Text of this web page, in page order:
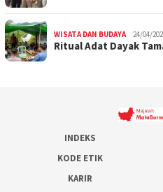
WISATA DAN BUDAYA 24/04/
Ritual Adat Dayak
INDEKS
KODE ETIK
KARIR